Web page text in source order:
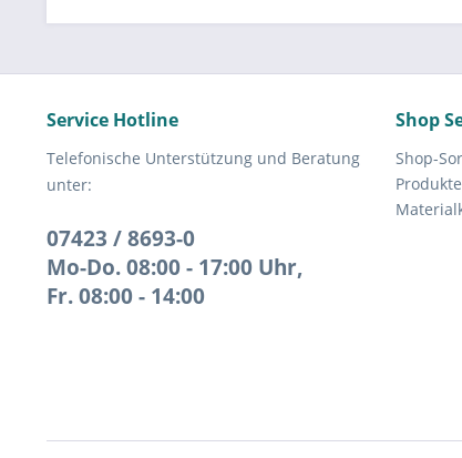
Service Hotline
Telefonische Unterstützung und Beratung
unter:
07423 / 8693-0
Mo-Do. 08:00 - 17:00 Uhr,
Fr. 08:00 - 14:00
Shop
Shop-